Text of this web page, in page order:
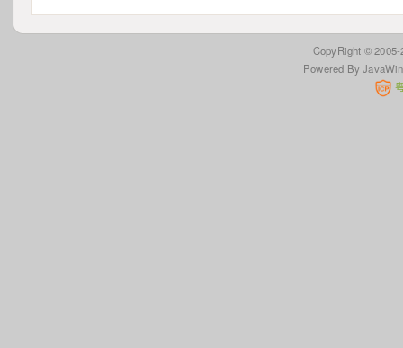
CopyRight ©
Powered By